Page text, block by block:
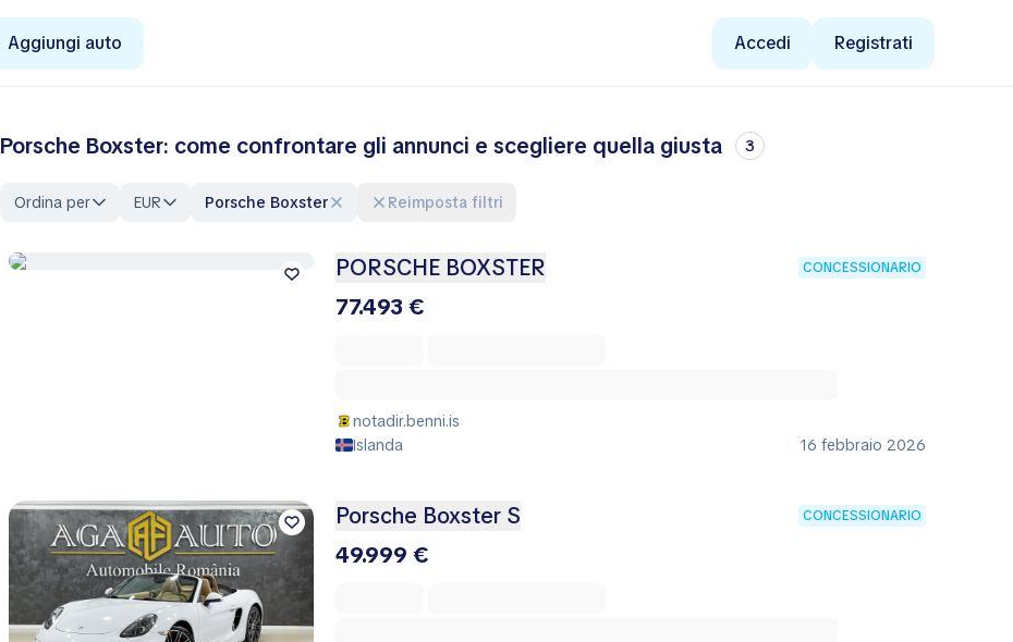
Aggiungi auto Accedi Registrati
Porsche Boxster: come confrontare gli annunci e scegliere quella giusta 3
Ordina per EUR Porsche Boxster Reimposta filtri
PORSCHE BOXSTER CONCESSIONARIO
77.493 €
notadir.benni.is
Islanda
16 febbraio 2026
Porsche Boxster S CONCESSIONARIO
49.999 €